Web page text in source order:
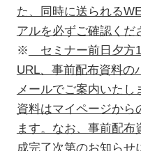
た、同時に送られる
アルを必ずご確認くだ
※ セミナー前日夕方
URL、事前配布資料の
メールでご案内いた
資料はマイページから
ます。なお、事前配
成完了次第のお知らせ